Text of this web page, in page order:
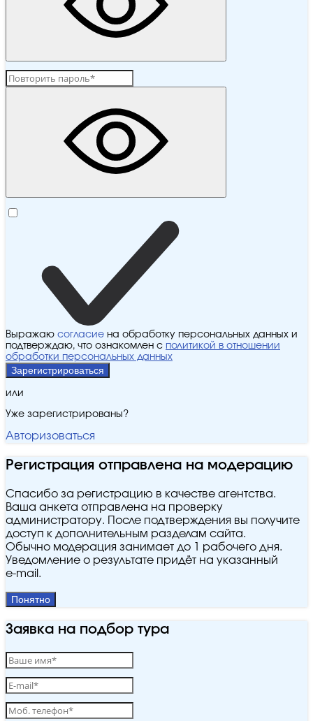
Выражаю согласие на обработку персональных данных и
подтверждаю, что ознакомлен с политикой в отношении
обработки персональных данных
Зарегистрироваться
или
Уже зарегистрированы?
Авторизоваться
Регистрация отправлена на модерацию
Спасибо за регистрацию в качестве агентства.
Ваша анкета отправлена на проверку
администратору. После подтверждения вы получите
доступ к дополнительным разделам сайта.
Обычно модерация занимает до 1 рабочего дня.
Уведомление о результате придёт на указанный
e‑mail.
Понятно
Заявка на подбор тура